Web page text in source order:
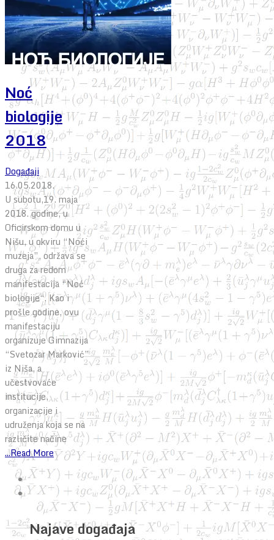
Noć
biologije
2018
Događaji
16.05.2018.
U subotu,19. maja
2018. godine, u
Oficirskom domu u
Nišu, u okviru “Noći
muzeja”, održava se
druga za redom
manifestacija “Noć
biologije“. Kao i
prošle godine, ovu
manifestaciju
organizuje Gimnazija
“Svetozar Marković”
iz Niša, a
učestvovaće
institucije,
organizacije i
udruženja koja se na
različite načine
...Read More
Najave događaja